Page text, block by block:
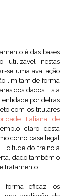
é das bases
utilizável nestas
se uma avaliação
limitam de forma
dos dados. Esta
por detrás
com os titulares
Italiana de
claro desta
como base legal
licitude do treino a
dado também o
tratamento.
forma eficaz, os